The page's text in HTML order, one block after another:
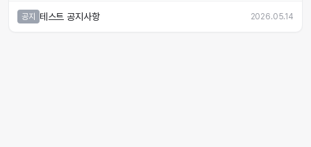
공지 테스트 공지사항 2026.05.14